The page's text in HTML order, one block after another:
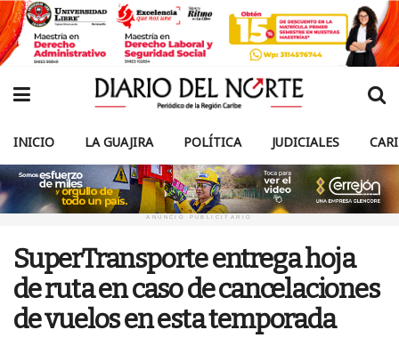
INICIO LA GUAJIRA POLÍTICA JUDICIALES
ANUNCIO PUBLICITARIO
SuperTransporte entrega hoja
de ruta en caso de cancelaciones
de vuelos en esta temporada